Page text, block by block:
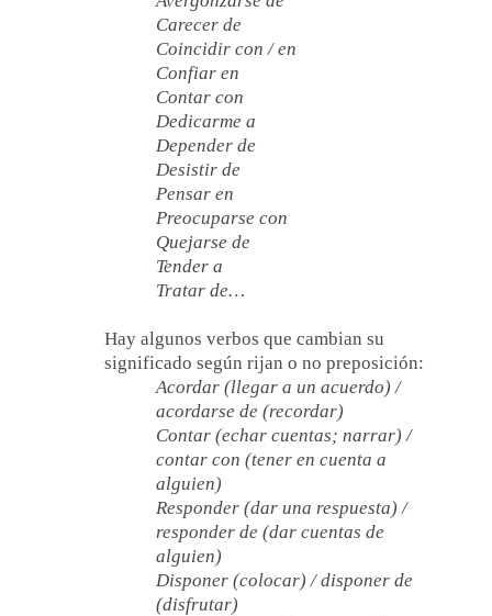
Carecer de
Coincidir con / en
Confiar en
Contar con
Dedicarme a
Depender de
Desistir de
Pensar en
Preocuparse con
Quejarse de
Tender a
Tratar de…
Hay algunos verbos que cambian su
significado según rijan o no preposición:
Acordar (llegar a un acuerdo) /
acordarse de (recordar)
Contar (echar cuentas; narrar) /
contar con (tener en cuenta a
alguien)
Responder (dar una respuesta) /
responder de (dar cuentas de
alguien)
Disponer (colocar) / disponer de
(disfrutar)